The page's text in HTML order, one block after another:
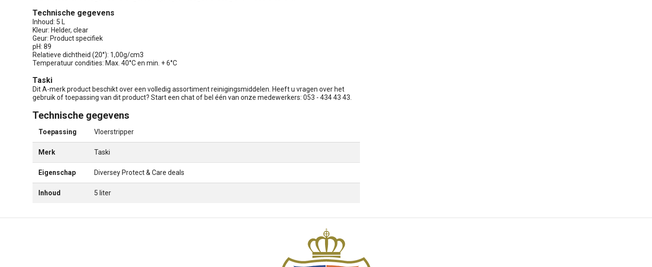
Technische gegevens
Inhoud: 5 L
Kleur: Helder, clear
Geur: Product specifiek
pH: 89
Relatieve dichtheid (20°): 1,00g/cm3
Temperatuur condities: Max. 40°C en min. + 6°C
Taski
Dit A-merk product beschikt over een volledig assortiment reinigingsmiddelen. Heeft u vragen over het
gebruik of toepassing van dit product? Start een chat of bel één van onze medewerkers: 053 - 434 43 43.
Technische gegevens
Toepassing Vloerstripper
Merk Taski
Eigenschap Diversey Protect & Care deals
Inhoud 5 liter